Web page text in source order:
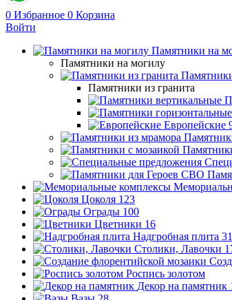
0 Избранное 0 Корзина
Войти
Памятники на
Памятники на могилу
Памятники из гранита
Европейские
Цоколя 123
Ограды 100
Цветники 16
Надгробная плита 31
Столики, Лавочки
Роспись золотом
Декор на памятник